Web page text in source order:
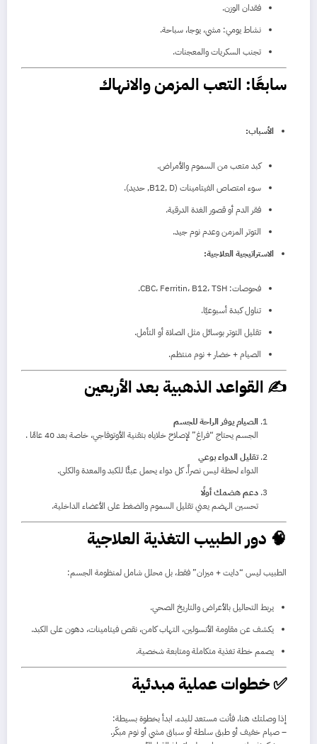
فقدان الوزن.
نشاط يومي: مشي، يوجا، سباحة.
تجنب السكريات والمعجنات.
سابعًا: التعب المزمن والانهاك
الأسباب:
كبد متعب من السموم والأمراض.
سوء امتصاص الفيتامينات (B12, D, حديد).
فقر الدم أو قصور الغدة الدرقية.
التوتر المزمن وعدم نوم جيد.
الاستراتيجية العلاجية:
فحوصات: CBC، Ferritin، B12، TSH.
تناول كبدة أسبوعيًا.
تقليل التوتر بوسائل مثل الصلاة أو التأمل.
الصيام + خضار + نوم منتظم.
✍️ القواعد الذهبية بعد الأربعين
الصيام يوفر الراحة للجسم
الجسم يحتاج “فراغ” لإصلاح خلاياه بتقنية الأوتوفاجي، خاصة بعد 40 عامًا
.
تقليل الدواء بوعي
الدواء لحظة ليس نصراً. كل دواء يحمل عبئًا للكبد والمعدة والكلى.
دعم هضمك أولًا
تحسين الهضم يعني تقليل السموم والضغط على الأعضاء الداخلية.
🧠 دور الطبيب التغذية العلاجية
الطبيب ليس “دايت + ميزان” فقط، بل محلل شامل لمنظومة الجسم:
يربط التحاليل بالأعراض والتاريخ الصحي.
يكشف عن مقاومة الأنسولين، التهاب كامن، نقص فيتامينات، دهون على الكبد.
يصمم خطة تغذية متكاملة ومتابعة شخصية.
✅ خطوات عملية مبدئية
إذا وصلتك هنا، فأنت مستعد للبدء. ابدأ بخطوة بسيطة:
– صيام خفيف أو طبق سلطة أو سباق مشي أو نوم مبكّر.